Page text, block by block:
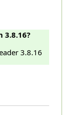
3.8.16?
3.8.16